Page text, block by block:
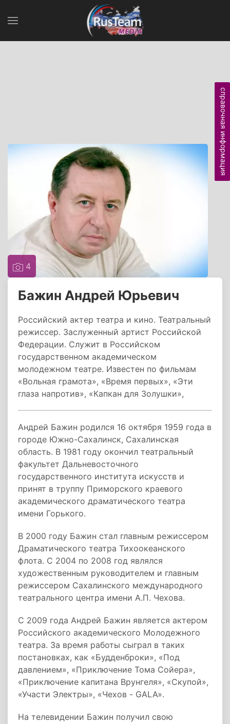
4
Бажин Андрей Юрьевич
Российский актер театра и кино. Театральный
режиссер. Заслуженный артист Российской
Федерации. Служит в Российском
государственном академическом
молодежном театре. Известен по фильмам
«Вольная грамота», «Время первых», «Эти
глаза напротив», «Капкан для Золушки»,
Андрей Бажин родился 16 октября 1959 года в
городе Южно-Сахалинск, Сахалинская
область. В 1981 году окончил театральный
факультет Дальневосточного
государственного института искусств и
принят в труппу Приморского краевого
академического драматического театра
имени Горького.
В 2000 году Бажин стал главным режиссером
Драматического театра Тихоокеанского
флота. С 2004 по 2008 год являлся
художественным руководителем и главным
режиссером Сахалинского международного
театрального центра имени А.П. Чехова.
С 2009 года Андрей Бажин является актером
Российского академического Молодежного
театра. За время работы сыграл в таких
постановках, как «Будденброки», «Под
давлением», «Приключение Тома Сойера»,
«Приключение капитана Врунгеля», «Скупой»,
«Участи Электры», «Чехов - GALA».
На телевидении Бажин получил свою
справочная информация